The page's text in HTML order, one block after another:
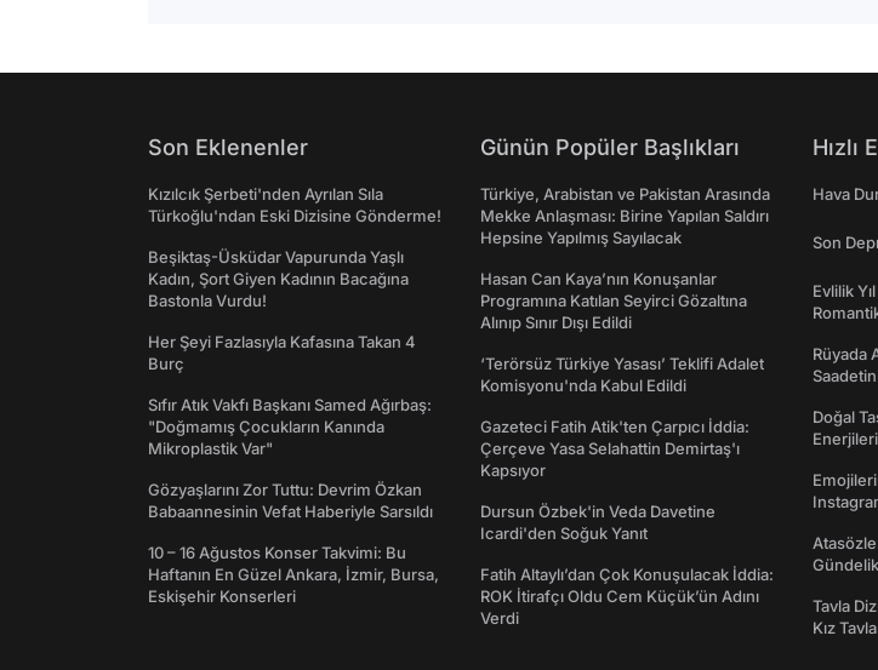
Son Eklenenler
Kızılcık Şerbeti'nden Ayrılan Sıla
Türkoğlu'ndan Eski Dizisine Gönderme!
Beşiktaş-Üsküdar Vapurunda Yaşlı
Kadın, Şort Giyen Kadının Bacağına
Bastonla Vurdu!
Her Şeyi Fazlasıyla Kafasına Takan 4
Burç
Sıfır Atık Vakfı Başkanı Samed Ağırbaş:
"Doğmamış Çocukların Kanında
Mikroplastik Var"
Gözyaşlarını Zor Tuttu: Devrim Özkan
Babaannesinin Vefat Haberiyle Sarsıldı
10 – 16 Ağustos Konser Takvimi: Bu
Haftanın En Güzel Ankara, İzmir, Bursa,
Eskişehir Konserleri
Günün Popüler Başlıkları
Türkiye, Arabistan ve Pakistan Arasında
Mekke Anlaşması: Birine Yapılan Saldırı
Hepsine Yapılmış Sayılacak
Hasan Can Kaya’nın Konuşanlar
Programına Katılan Seyirci Gözaltına
Alınıp Sınır Dışı Edildi
‘Terörsüz Türkiye Yasası’ Teklifi Adalet
Komisyonu'nda Kabul Edildi
Gazeteci Fatih Atik'ten Çarpıcı İddia:
Çerçeve Yasa Selahattin Demirtaş'ı
Kapsıyor
Dursun Özbek'in Veda Davetine
Icardi'den Soğuk Yanıt
Fatih Altaylı’dan Çok Konuşulacak İddia:
ROK İtirafçı Oldu Cem Küçük’ün Adını
Verdi
Hızlı
Hava
Son
Evlilik
Rüyada
Doğal
Gündelik
Tavla
Kız